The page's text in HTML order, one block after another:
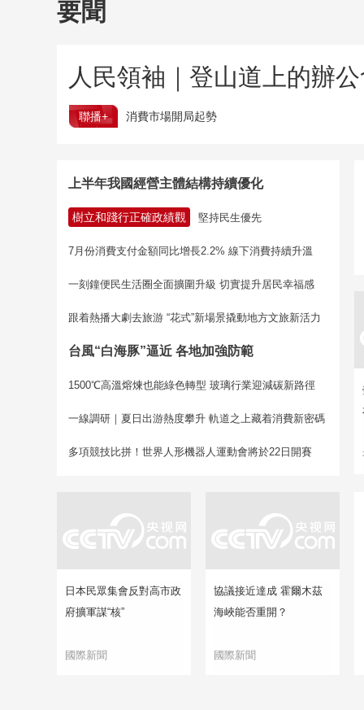
要聞
人民領袖｜登山道上的辦
聯播+ 消費市場開局起勢
上半年我國經營主體結構持續優化
樹立和踐行正確政績觀 堅持民生優先
7月份消費支付金額同比增長2.2% 線下消費持續升溫
一刻鐘便民生活圈全面擴圍升級 切實提升居民幸福感
跟着熱播大劇去旅游 “花式”新場景撬動地方文旅新活力
台風“白海豚”逼近 各地加強防範
1500℃高溫熔煉也能綠色轉型 玻璃行業迎減碳新路徑
一線調研｜夏日出游熱度攀升 軌道之上藏着消費新密碼
多項競技比拼！世界人形機器人運動會將於22日開賽
日本民眾集會反對高市政
府擴軍謀“核”
國際新聞
協議接近達成 霍爾木茲
海峽能否重開？
國際新聞